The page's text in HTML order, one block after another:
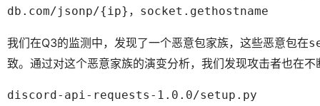
db.com/jsonp/{ip} ， socket.gethostname
我们在Q3的监测中，发现了一个恶意包家族，这些恶意包在
致。通过对这个恶意家族的演变分析，我们发现攻击者也在
discord-api-requests-1.0.0/setup.py